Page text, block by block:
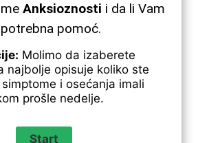
Anksioznosti i da li Vam
pomoć.
Molimo da izaberete
najbolje opisuje koliko ste
i osećanja imali
prošle nedelje.